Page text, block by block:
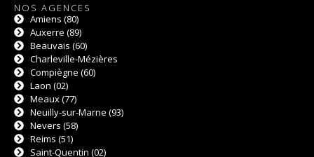
NOS AGENCES
Amiens (80)
Auxerre (89)
Beauvais (60)
Charleville-Mézières
Compiègne (60)
Laon (02)
Meaux (77)
Neuilly-sur-Marne (93)
Nevers (58)
Reims (51)
Saint-Quentin (02)